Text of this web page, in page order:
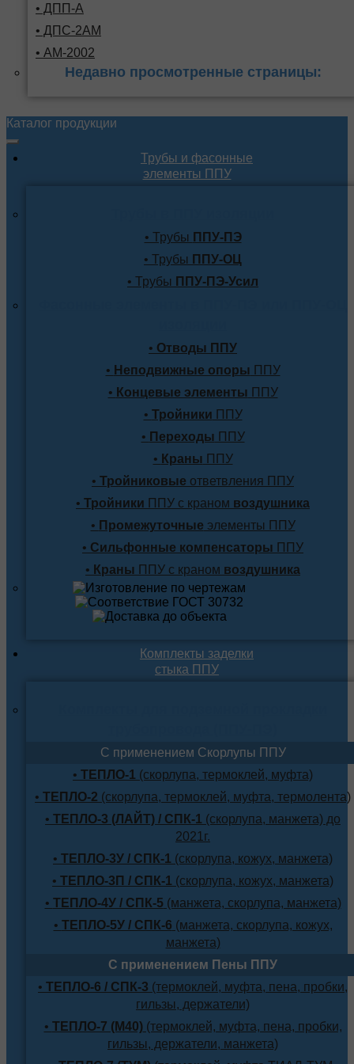
• ДПП-А
• ДПС-2АМ
• АМ-2002
Недавно просмотренные страницы:
Каталог продукции
Трубы и фасонные
элементы ППУ
• Трубы ППУ-ПЭ
• Трубы ППУ-ОЦ
• Трубы ППУ-ПЭ-Усил
• Отводы ППУ
• Неподвижные опоры ППУ
• Концевые элементы ППУ
• Тройники ППУ
• Переходы ППУ
• Краны ППУ
• Тройниковые ответвления ППУ
• Тройники ППУ с краном воздушника
• Промежуточные элементы ППУ
• Сильфонные компенсаторы ППУ
• Краны ППУ с краном воздушника
Комплекты заделки
стыка ППУ
С применением Скорлупы ППУ
• ТЕПЛО-1 (скорлупа, термоклей, муфта)
• ТЕПЛО-2 (скорлупа, термоклей, муфта, термолента)
• ТЕПЛО-3 (ЛАЙТ) / СПК-1 (скорлупа, манжета) до
2021г.
• ТЕПЛО-3У / СПК-1 (скорлупа, кожух, манжета)
• ТЕПЛО-3П / СПК-1 (скорлупа, кожух, манжета)
• ТЕПЛО-4У / СПК-5 (манжета, скорлупа, манжета)
• ТЕПЛО-5У / СПК-6 (манжета, скорлупа, кожух,
манжета)
С применением Пены ППУ
• ТЕПЛО-6 / СПК-3 (термоклей, муфта, пена, пробки,
гильзы, держатели)
• ТЕПЛО-7 (М40)(термоклей, муфта, пена, пробки,
гильзы, держатели, манжета)